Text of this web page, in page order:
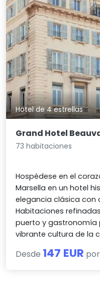
Hotel de 4 estrellas
Grand Hotel
73 habitaciones
Hospédese en el
Marsella en un hotel
elegancia clásica
Habitaciones
puerto y gastronomía
vibrante cultura de la
Desde 147 EUR